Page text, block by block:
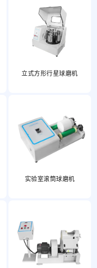
立式方形行星球磨机
实验室滚筒球磨机